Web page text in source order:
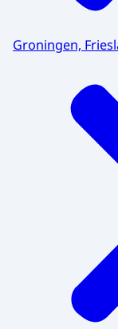
Groningen,